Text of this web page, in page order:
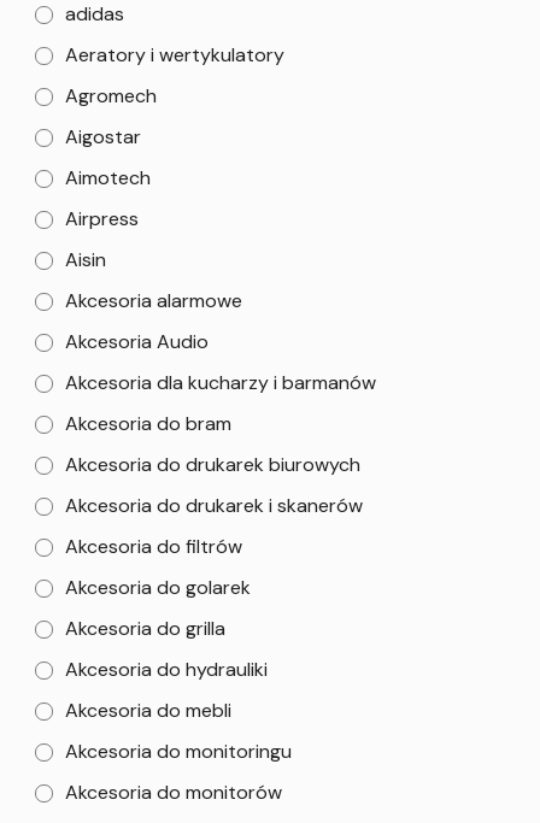
adidas
Aeratory i wertykulatory
Agromech
Aigostar
Aimotech
Airpress
Aisin
Akcesoria alarmowe
Akcesoria Audio
Akcesoria dla kucharzy i barmanów
Akcesoria do bram
Akcesoria do drukarek biurowych
Akcesoria do drukarek i skanerów
Akcesoria do filtrów
Akcesoria do golarek
Akcesoria do grilla
Akcesoria do hydrauliki
Akcesoria do mebli
Akcesoria do monitoringu
Akcesoria do monitorów